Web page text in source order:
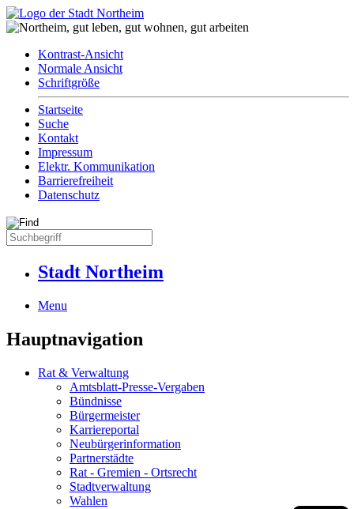
Kontrast-Ansicht
Normale Ansicht
Schriftgröße
Startseite
Suche
Kontakt
Impressum
Elektr. Kommunikation
Barrierefreiheit
Datenschutz
Stadt Northeim
Menu
Hauptnavigation
Rat & Verwaltung
Amtsblatt-Presse-Vergaben
Bündnisse
Bürgermeister
Karriereportal
Neubürgerinformation
Partnerstädte
Rat - Gremien - Ortsrecht
Stadtverwaltung
Wahlen